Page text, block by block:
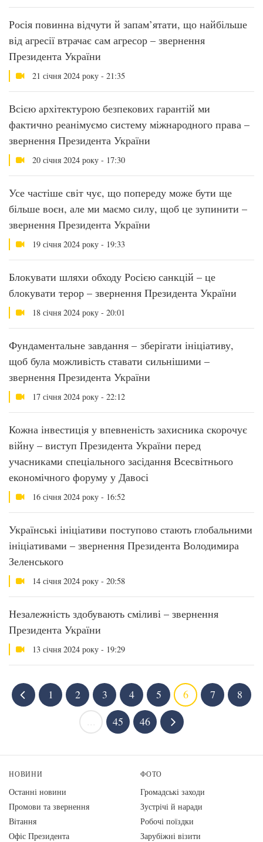
Росія повинна відчути й запам’ятати, що найбільше
від агресії втрачає сам агресор – звернення
Президента України
21 січня 2024 року - 21:35
Всією архітектурою безпекових гарантій ми
фактично реанімуємо систему міжнародного права –
звернення Президента України
20 січня 2024 року - 17:30
Усе частіше світ чує, що попереду може бути ще
більше воєн, але ми маємо силу, щоб це зупинити –
звернення Президента України
19 січня 2024 року - 19:33
Блокувати шляхи обходу Росією санкцій – це
блокувати терор – звернення Президента України
18 січня 2024 року - 20:01
Фундаментальне завдання – зберігати ініціативу,
щоб була можливість ставати сильнішими –
звернення Президента України
17 січня 2024 року - 22:12
Кожна інвестиція у впевненість захисника скорочує
війну – виступ Президента України перед
учасниками спеціального засідання Всесвітнього
економічного форуму у Давосі
16 січня 2024 року - 16:52
Українські ініціативи поступово стають глобальними
ініціативами – звернення Президента Володимира
Зеленського
14 січня 2024 року - 20:58
Незалежність здобувають сміливі – звернення
Президента України
13 січня 2024 року - 19:29
1 2 3 4 5 6 7
8
45 46
НОВИНИ
Останні новини
Промови та звернення
Вiтання
Офіс Президента
ФОТО
Громадські заходи
Зустрічі й наради
Робочі поїздки
Зарубіжні візити